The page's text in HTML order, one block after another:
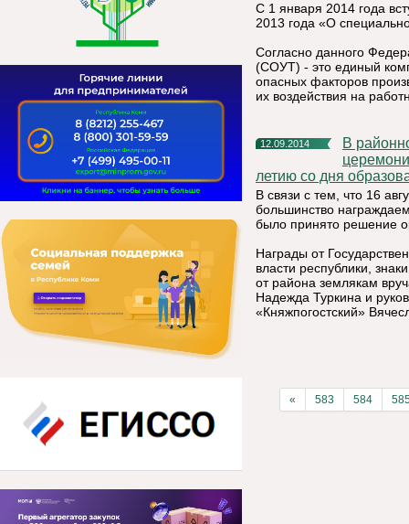
С 1 января 2014 года
2013 года «О
Согласно данного
(СОУТ) - это единый
опасных факторов
их воздействия на
12.09.2014
В районном доме культуры 11 сентября 2014 года состоялась
летию со дня
В связи с тем, что 16
большинство
было принято решение
Награды от
власти республики,
от района землякам
Надежда Туркина и
«Княжпогостский»
« 583 584